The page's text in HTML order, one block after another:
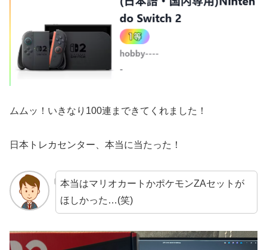
ムムッ！いきなり100連まできてくれました！
日本トレカセンター、本当に当たった！
本当はマリオカートかポケモンZAセットが
ほしかった…(笑)